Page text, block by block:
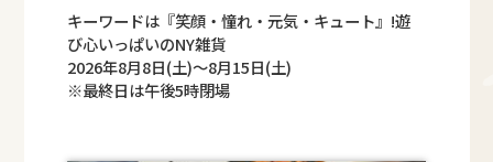
キーワードは『笑顔・憧れ・元気・キュート』!遊
び心いっぱいのNY雑貨
2026年8月8日(土)～8月15日(土)
※最終日は午後5時閉場